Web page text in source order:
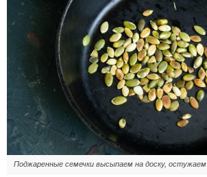
Поджаренные семечки высыпаем на доску, остужаем